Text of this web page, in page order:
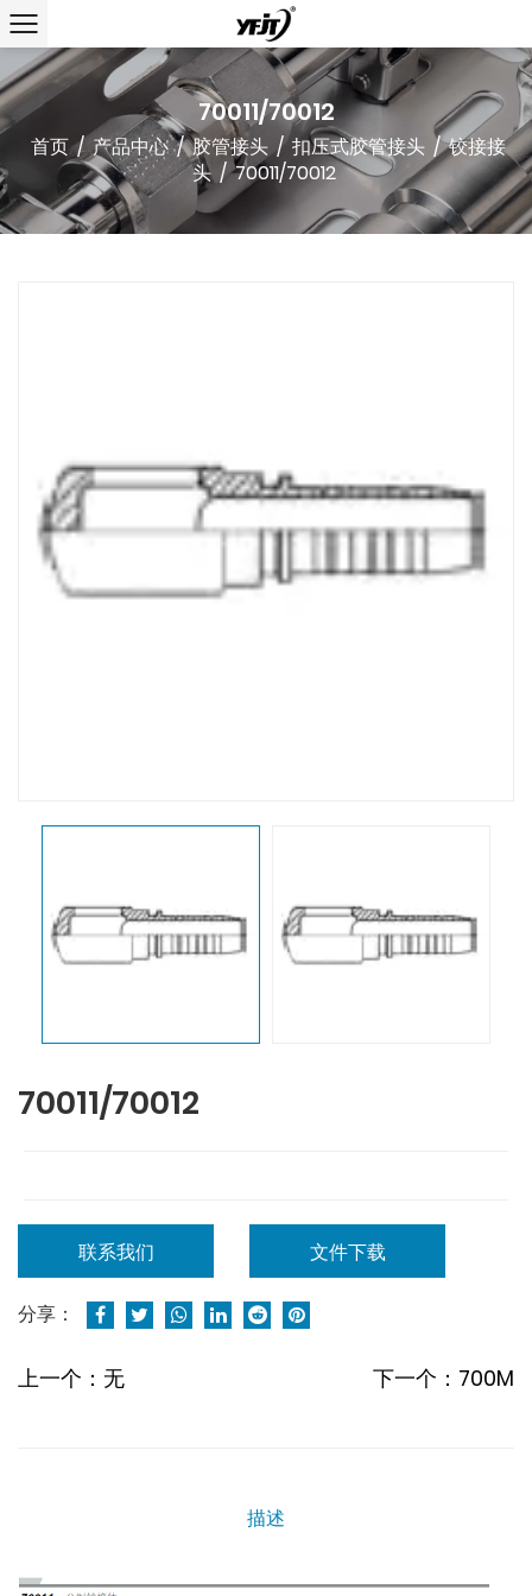
70011/70012
首页/ 产品中心/胶管接头/扣压式胶管接头 /铰接接
头 /70011/70012
70011/70012
联系我们 文件下载
分享：
上一个：无 下一个：700M
描述